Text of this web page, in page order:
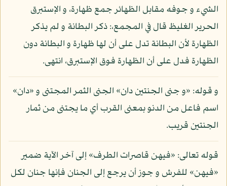
الشيء و جوفه مقابل الظهائر جمع ظهارة، و الإستبرق
الحرير الغليظ قال في المجمع،: ذكر البطانة و لم يذكر
الظهارة لأن البطانة تدل على أن لها ظهارة و البطانة دون
الظهارة فدل على أن الظهارة فوق الإستبرق، انتهى.
و قوله: «و جنى الجنتين دان» الجنى الثمر المجتنى و «دان»
اسم فاعل من الدنو بمعنى القرب أي ما يجتنى من ثمار
الجنتين قريب.
قوله تعالى: «فيهن قاصرات الطرف» إلى آخر الآية ضمير
«فيهن» للفرش و جوز أن يرجع إلى الجنان فإنها جنان لكل